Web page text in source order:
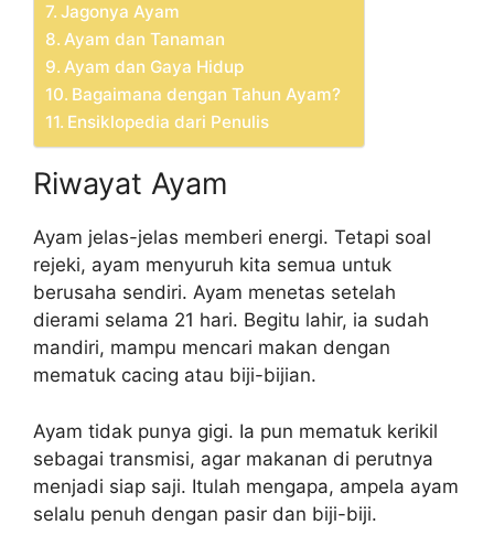
Jagonya Ayam
Ayam dan Tanaman
Ayam dan Gaya Hidup
Bagaimana dengan Tahun Ayam?
Ensiklopedia dari Penulis
Riwayat Ayam
Ayam jelas-jelas memberi energi. Tetapi soal
rejeki, ayam menyuruh kita semua untuk
berusaha sendiri. Ayam menetas setelah
dierami selama 21 hari. Begitu lahir, ia sudah
mandiri, mampu mencari makan dengan
mematuk cacing atau biji-bijian.
Ayam tidak punya gigi. Ia pun mematuk kerikil
sebagai transmisi, agar makanan di perutnya
menjadi siap saji. Itulah mengapa, ampela ayam
selalu penuh dengan pasir dan biji-biji.